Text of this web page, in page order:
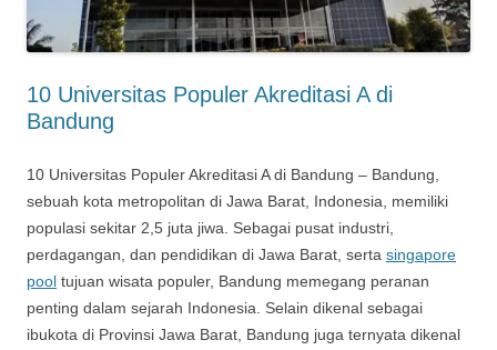
10 Universitas Populer Akreditasi A di
Bandung
10 Universitas Populer Akreditasi A di Bandung – Bandung,
sebuah kota metropolitan di Jawa Barat, Indonesia, memiliki
populasi sekitar 2,5 juta jiwa. Sebagai pusat industri,
perdagangan, dan pendidikan di Jawa Barat, serta singapore
pool tujuan wisata populer, Bandung memegang peranan
penting dalam sejarah Indonesia. Selain dikenal sebagai
ibukota di Provinsi Jawa Barat, Bandung juga ternyata dikenal